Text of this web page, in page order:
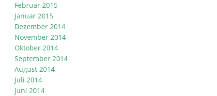
Februar 2015
Januar 2015
Dezember 2014
November 2014
Oktober 2014
September 2014
August 2014
Juli 2014
Juni 2014